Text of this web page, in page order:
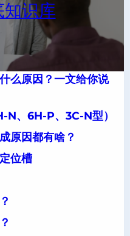
识库
么原因？一文给你说
N、6H-P、3C-N型）
原因都有啥？
位槽